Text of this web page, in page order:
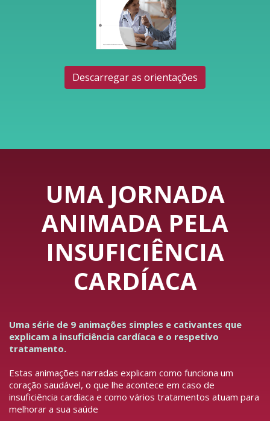
Descarregar as orientações
UMA JORNADA
ANIMADA PELA
INSUFICIÊNCIA
CARDÍACA
Uma série de 9 animações simples e cativantes que
explicam a insuficiência cardíaca e o respetivo
tratamento.
Estas animações narradas explicam como funciona um
coração saudável, o que lhe acontece em caso de
insuficiência cardíaca e como vários tratamentos atuam para
melhorar a sua saúde